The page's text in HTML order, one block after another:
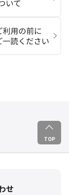
TOP
せ